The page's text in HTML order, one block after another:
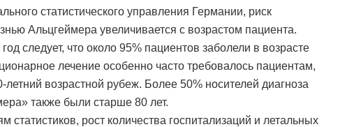
статистического управления Германии, риск
Альцгеймера увеличивается с возрастом пациента.
следует, что около 95% пациентов заболели в возрасте
лечение особенно часто требовалось пациентам,
возрастной рубеж. Более 50% носителей диагноза
также были старше 80 лет.
статистиков, рост количества госпитализаций и летальных